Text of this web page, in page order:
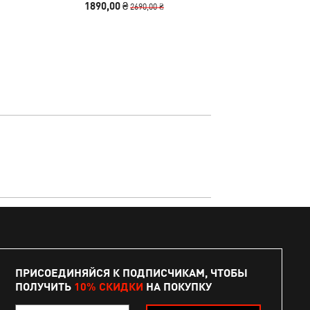
1890,00 ₴2690,00 ₴
ПРИСОЕДИНЯЙСЯ К ПОДПИСЧИКАМ, ЧТОБЫ
ПОЛУЧИТЬ 10% СКИДКИ НА ПОКУПКУ